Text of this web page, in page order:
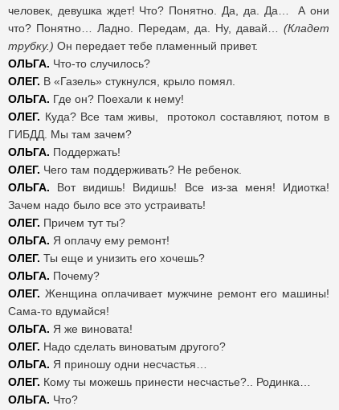
человек, девушка ждет! Что? Понятно. Да, да. Да… А они
что? Понятно… Ладно. Передам, да. Ну, давай… (Кладет
трубку.) Он передает тебе пламенный привет.
ОЛЬГА. Что-то случилось?
ОЛЕГ. В «Газель» стукнулся, крыло помял.
ОЛЬГА. Где он? Поехали к нему!
ОЛЕГ. Куда? Все там живы, протокол составляют, потом в
ГИБДД. Мы там зачем?
ОЛЬГА. Поддержать!
ОЛЕГ. Чего там поддерживать? Не ребенок.
ОЛЬГА. Вот видишь! Видишь! Все из-за меня! Идиотка!
Зачем надо было все это устраивать!
ОЛЕГ. Причем тут ты?
ОЛЬГА. Я оплачу ему ремонт!
ОЛЕГ. Ты еще и унизить его хочешь?
ОЛЬГА. Почему?
ОЛЕГ. Женщина оплачивает мужчине ремонт его машины!
Сама-то вдумайся!
ОЛЬГА. Я же виновата!
ОЛЕГ. Надо сделать виноватым другого?
ОЛЬГА. Я приношу одни несчастья…
ОЛЕГ. Кому ты можешь принести несчастье?.. Родинка…
ОЛЬГА. Что?